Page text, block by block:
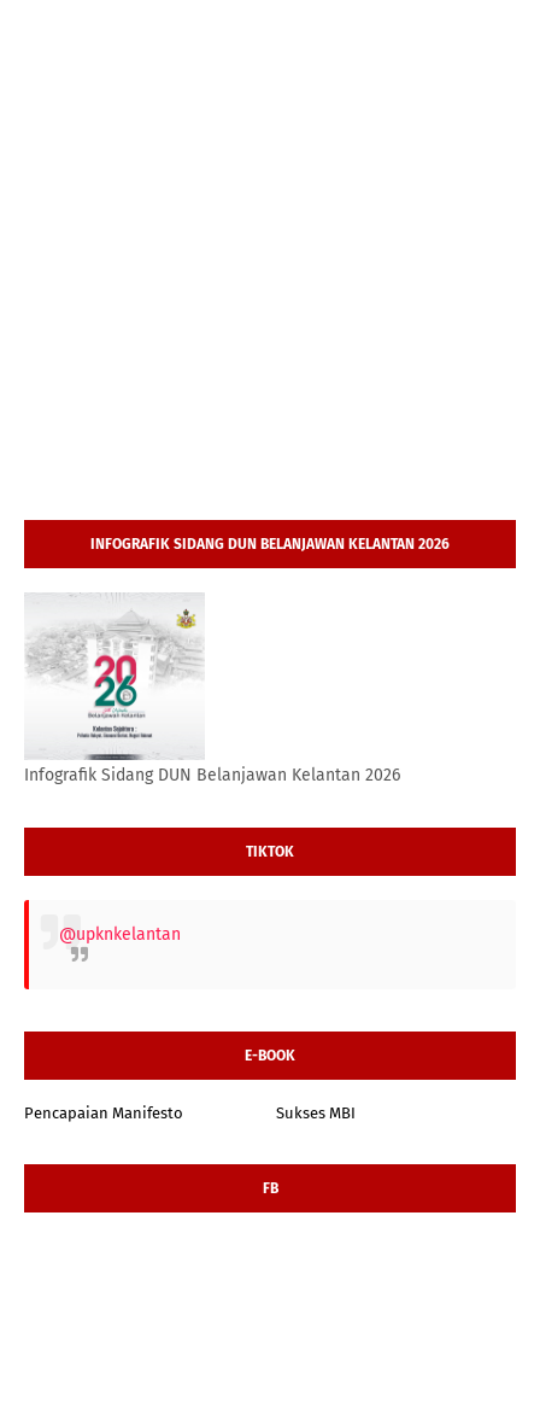
INFOGRAFIK SIDANG DUN BELANJAWAN KELANTAN 2026
Infografik Sidang DUN Belanjawan Kelantan 2026
TIKTOK
@upknkelantan
E-BOOK
Pencapaian Manifesto Sukses MBI
FB